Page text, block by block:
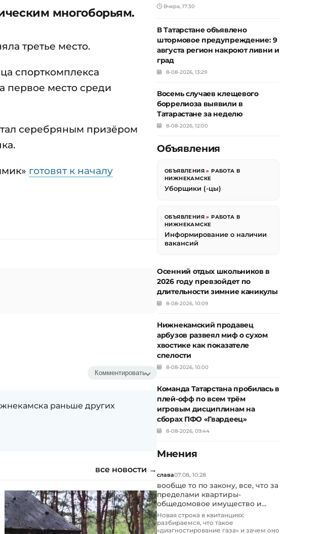
многоборьям.
третье место.
спорткомплекса
первое место среди
серебряным призёром
готовят к началу
Комментировать
раньше других
все новости →
Вчера, 17:30
В Татарстане объявлено
штормовое предупреждение: 9
августа регион накроют ливни и
град
8-08-2026, 13:29
Восемь случаев клещевого
боррелиоза выявили в
Татарастане за неделю
8-08-2026, 12:00
Объявления
ОБЪЯВЛЕНИЯ »РАБОТА В
НИЖНЕКАМСКЕ
Уборщики (-цы)
ОБЪЯВЛЕНИЯ »РАБОТА В
НИЖНЕКАМСКЕ
Информирование о наличии
вакансий
Осенний отдых школьников в
2026 году превзойдет по
длительности зимние каникулы
8-08-2026, 10:09
Нижнекамский продавец
арбузов развеял миф о сухом
хвостике как показателе
спелости
8-08-2026, 10:00
Команда Татарстана пробилась в
плей-офф по всем трём
игровым дисциплинам на
сборах ПФО «Гвардеец»
8-08-2026, 09:44
Мнения
слава07.08, 10:28
вообще то по закону, все, что за
пределами квартиры-
общедомовое имущество и...
Новая строка в квитанциях:
разбираемся, что такое
«диагностирование газа» и зачем оно